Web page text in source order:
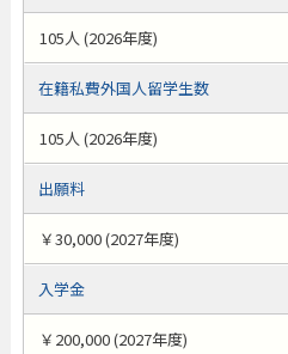
105人 (2026年度)
在籍私費外国人留学生数
105人 (2026年度)
出願料
￥30,000 (2027年度)
入学金
￥200,000 (2027年度)